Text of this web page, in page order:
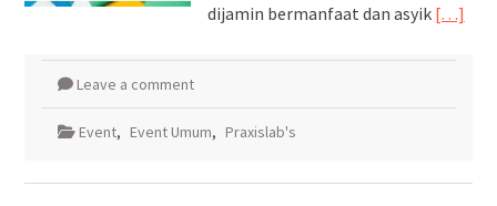
dijamin bermanfaat dan asyik […]
Leave a comment
Event, Event Umum, Praxislab's